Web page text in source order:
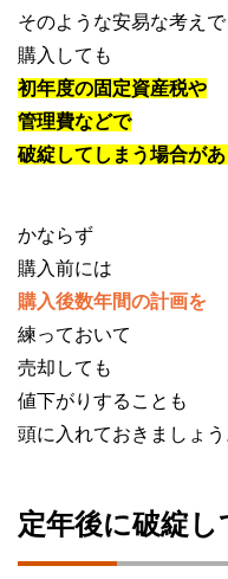
そのような安易な考えで
購入しても
初年度の固定資産税や
管理費などで
破綻してしまう場合があ
かならず
購入前には
購入後数年間の計画を
練っておいて
売却しても
値下がりすることも
頭に入れておきましょう
定年後に破綻